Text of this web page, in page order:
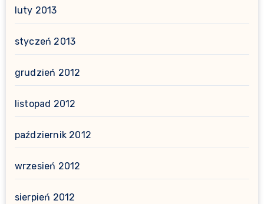
luty 2013
styczeń 2013
grudzień 2012
listopad 2012
październik 2012
wrzesień 2012
sierpień 2012